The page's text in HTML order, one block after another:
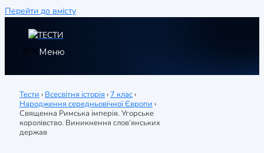
Перейти до вмісту
Меню
Тести › Всесвітня історія › 7 клас›
Народження середньовічної Європи ›
Священна Римська імперія. Угорське
королівство. Виникнення слов’янських
держав